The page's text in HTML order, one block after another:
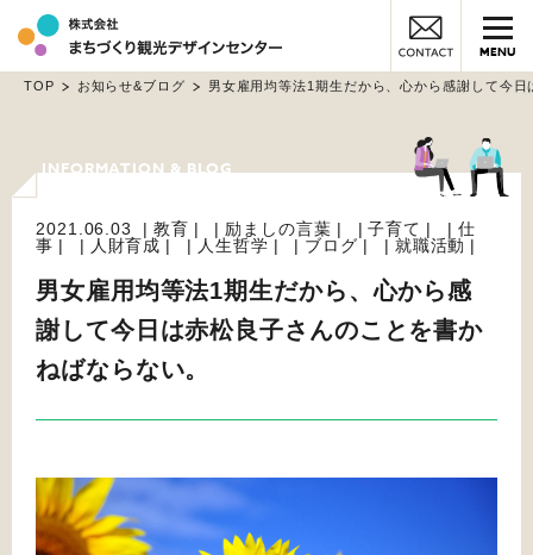
MENU
TOP お知らせ&ブログ 男女雇用均等法1期生だから、心から感謝して今
2021.06.03 教育 励ましの言葉 子育て
仕
事
人財育成 人生哲学 ブログ 就職活動
男女雇用均等法1期生だから、心から感
謝して今日は赤松良子さんのことを書か
ねばならない。